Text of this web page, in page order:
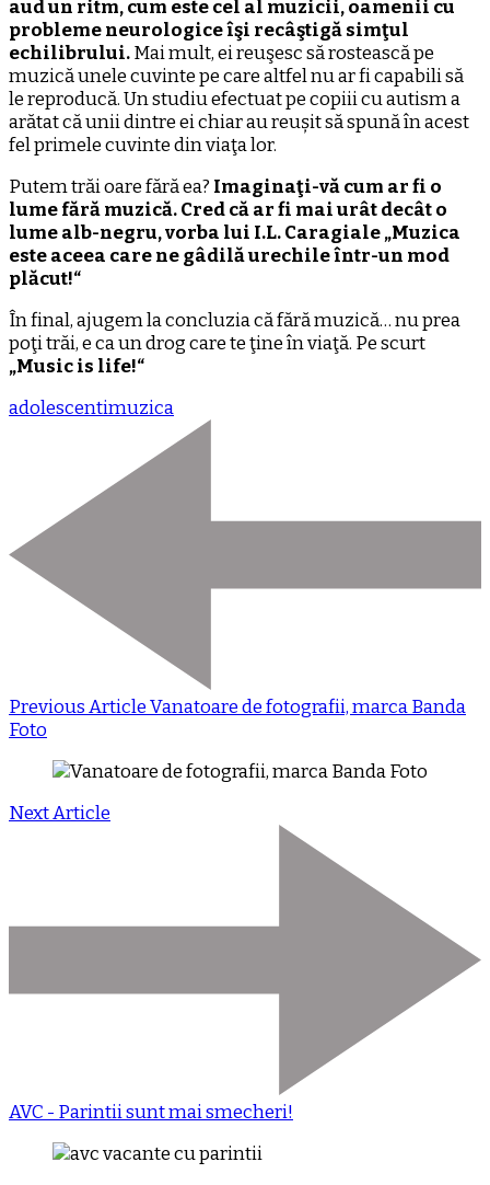
aud un ritm, cum este cel al muzicii, oamenii cu
probleme neurologice îşi recâştigă simţul
echilibrului.Mai mult, ei reuşesc să rostească pe
muzică unele cuvinte pe care altfel nu ar fi capabili să
le reproducă. Un studiu efectuat pe copiii cu autism a
arătat că unii dintre ei chiar au reușit să spună în acest
fel primele cuvinte din viaţa lor.
Putem trăi oare fără ea? Imaginaţi-vă cum ar fi o
lume fără muzică. Cred că ar fi mai urât decât o
lume alb-negru, vorba lui I.L. Caragiale „Muzica
este aceea care ne gâdilă urechile într-un mod
plăcut!“
În final, ajugem la concluzia că fără muzică… nu prea
poţi trăi, e ca un drog care te ţine în viaţă. Pe scurt
„Music is life!“
adolescentimuzica
Previous ArticleVanatoare de fotografii, marca Banda
Foto
Next Article
AVC - Parintii sunt mai smecheri!